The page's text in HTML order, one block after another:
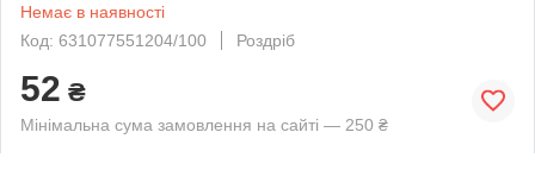
Немає в наявності
Код: 631077551204/100
Роздріб
52 ₴
Мінімальна сума замовлення на сайті — 250 ₴